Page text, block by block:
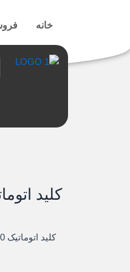
خانه
کلید اتوماتیک
کلید اتوماتیک 630 آمپر قدرت قطع 36KA